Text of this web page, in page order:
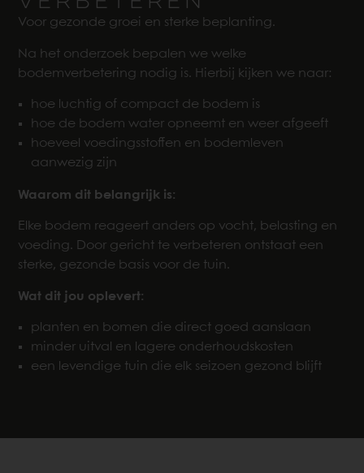
Voor gezonde groei en sterke beplanting.
Na het onderzoek bepalen we welke
bodemverbetering nodig is. Hierbij kijken we naar:
hoe luchtig of compact de bodem is
hoe de bodem water opneemt en weer afgeeft
hoeveel voedingsstoffen en bodemleven
aanwezig zijn
Waarom dit belangrijk is:
Elke bodem reageert anders op vocht, belasting en
voeding. Door gericht te verbeteren ontstaat een
sterke, gezonde basis voor de tuin.
Wat dit jou oplevert:
planten en bomen die direct goed aanslaan
minder uitval en lagere onderhoudskosten
een levendige tuin die elk seizoen gezond blijft